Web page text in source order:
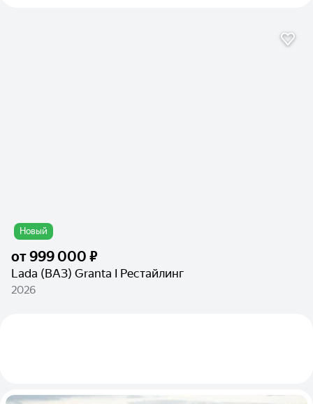
Новый
от999 000 ₽
Lada (ВАЗ) Granta I Рестайлинг
2026